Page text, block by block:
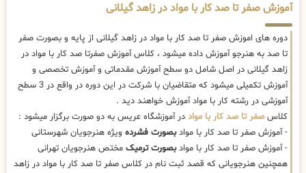
آموزش صفر تا صد کار با مواد در زاهد گیلانی
دوره های اموزش صفر تا صد کار با مواد در زاهد گیلانی از پایه و بصورت صفر
تا صد به هنرجو آموزش داده میشود ، کلاس آموزش صفرتا صد کار با مواد در
زاهد گیلانی در اصل شامل دو سطح آموزش مقدماتی و آموزش تخصصی و
آموزش تکمیلی میشود که متقاضیان با شرکت در این دوره در واقع در 3 سطح
آموزشی در رشته کار با مواد آموزش خواهند دید .
کلاسصفر تا صد کار با مواد در آموزشگاه عریس به دو صورت برگزار میشود :
- آموزش صفر تا صد کار با موادبصورت فشرده ویژه هنرجویان شهرستانی
- آموزش صفر تا صد کار با موادبصورت ترمیک مختص هنرجویان تهرانی
همچنین هنرجویانی که قصد ثبت نام در کلاس صفر تا صد کار با مواد در زاهد